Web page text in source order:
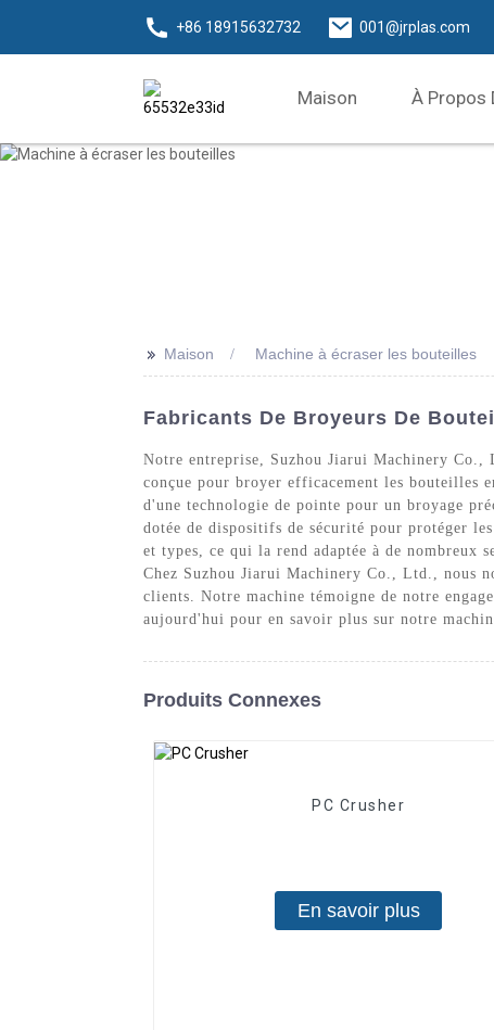
+86 18915632732 001@jrplas.com
Maison À Propos
>> Maison Machine à écraser les bouteilles
Fabricants De Broyeurs De
Notre entreprise, Suzhou Jiarui Machinery Co.,
conçue pour broyer efficacement les bouteilles
d'une technologie de pointe pour un broyage
dotée de dispositifs de sécurité pour protéger
et types, ce qui la rend adaptée à de nombreux
Chez Suzhou Jiarui Machinery Co., Ltd., nous
clients. Notre machine témoigne de notre
aujourd'hui pour en savoir plus sur notre
Produits Connexes
PC Crusher
En savoir plus